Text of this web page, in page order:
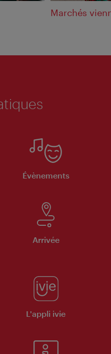
Marchés
Évènements
Arrivée
L'appli ivie